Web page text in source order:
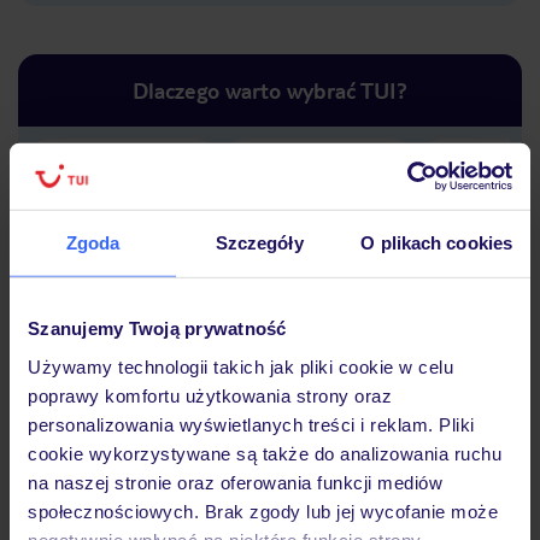
Zgoda Szczegóły O plikach cookies
Szanujemy Twoją prywatność
Używamy technologii takich jak pliki cookie w celu
poprawy komfortu użytkowania strony oraz
personalizowania wyświetlanych treści i reklam. Pliki
cookie wykorzystywane są także do analizowania ruchu
na naszej stronie oraz oferowania funkcji mediów
społecznościowych. Brak zgody lub jej wycofanie może
Dlaczego warto wybrać TUI?
podróży w Polsce
Hotel
Opinie